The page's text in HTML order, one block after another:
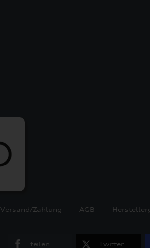
Versand/Zahlung AGB
teilen Twitter